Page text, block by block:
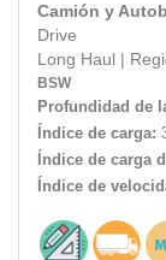
Camión y
Drive
Long Haul
BSW
Profundidad de
Índice de carga:
Índice de carga
Índice de